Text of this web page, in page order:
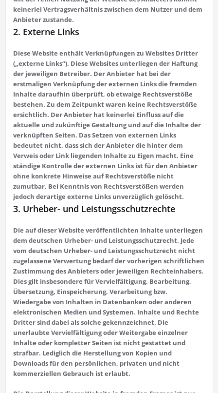
keinerlei Vertragsverhältnis zwischen dem Nutzer und dem
Anbieter zustande.
2. Externe Links
Diese Website enthält Verknüpfungen zu Websites Dritter
(„externe Links“). Diese Websites unterliegen der Haftung
der jeweiligen Betreiber. Der Anbieter hat bei der
erstmaligen Verknüpfung der externen Links die fremden
Inhalte daraufhin überprüft, ob etwaige Rechtsverstöße
bestehen. Zu dem Zeitpunkt waren keine Rechtsverstöße
ersichtlich. Der Anbieter hat keinerlei Einfluss auf die
aktuelle und zukünftige Gestaltung und auf die Inhalte der
verknüpften Seiten. Das Setzen von externen Links
bedeutet nicht, dass sich der Anbieter die hinter dem
Verweis oder Link liegenden Inhalte zu Eigen macht. Eine
ständige Kontrolle der externen Links ist für den Anbieter
ohne konkrete Hinweise auf Rechtsverstöße nicht
zumutbar. Bei Kenntnis von Rechtsverstößen werden
jedoch derartige externe Links unverzüglich gelöscht.
3. Urheber- und Leistungsschutzrechte
Die auf dieser Website veröffentlichten Inhalte unterliegen
dem deutschen Urheber- und Leistungsschutzrecht. Jede
vom deutschen Urheber- und Leistungsschutzrecht nicht
zugelassene Verwertung bedarf der vorherigen schriftlichen
Zustimmung des Anbieters oder jeweiligen Rechteinhabers.
Dies gilt insbesondere für Vervielfältigung, Bearbeitung,
Übersetzung, Einspeicherung, Verarbeitung bzw.
Wiedergabe von Inhalten in Datenbanken oder anderen
elektronischen Medien und Systemen. Inhalte und Rechte
Dritter sind dabei als solche gekennzeichnet. Die
unerlaubte Vervielfältigung oder Weitergabe einzelner
Inhalte oder kompletter Seiten ist nicht gestattet und
strafbar. Lediglich die Herstellung von Kopien und
Downloads für den persönlichen, privaten und nicht
kommerziellen Gebrauch ist erlaubt.